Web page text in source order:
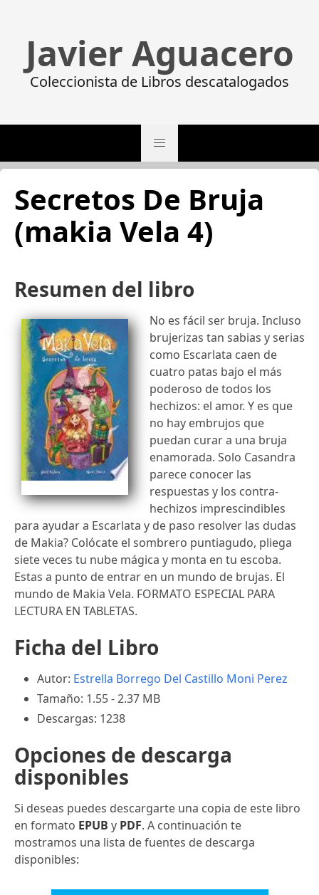
Javier Aguacero
Coleccionista de Libros descatalogados
Secretos De Bruja
(makia Vela 4)
Resumen del libro
No es fácil ser bruja. Incluso
brujerizas tan sabias y serias
como Escarlata caen de
cuatro patas bajo el más
poderoso de todos los
hechizos: el amor. Y es que
no hay embrujos que
puedan curar a una bruja
enamorada. Solo Casandra
parece conocer las
respuestas y los contra-
hechizos imprescindibles
para ayudar a Escarlata y de paso resolver las dudas
de Makia? Colócate el sombrero puntiagudo, pliega
siete veces tu nube mágica y monta en tu escoba.
Estas a punto de entrar en un mundo de brujas. El
mundo de Makia Vela. FORMATO ESPECIAL PARA
LECTURA EN TABLETAS.
Ficha del Libro
Autor: Estrella Borrego Del Castillo Moni Perez
Tamaño: 1.55 - 2.37 MB
Descargas: 1238
Opciones de descarga
disponibles
Si deseas puedes descargarte una copia de este libro
en formato EPUB y PDF. A continuación te
mostramos una lista de fuentes de descarga
disponibles: